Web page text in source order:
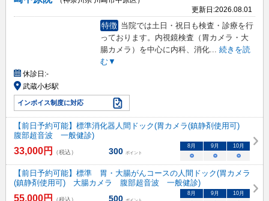
更新日:2026.08.01
特徴 当院では土日・祝日も検査・診療を行
っております。内視鏡検査（胃カメラ・大
腸カメラ）を中心に内科、消化...
続きを読
む▼
休診日:-
武蔵小杉駅
インボイス制度に対応
【前日予約可能】標準消化器人間ドック(胃カメラ(鎮静剤使用可)
腹部超音波 一般健診)
33,000円 （税込） 300 ポイント
8 月 9 月 10月
○ ○ ○
【前日予約可能】標準 胃・大腸がんコースの人間ドック(胃カメラ
(鎮静剤使用可) 大腸カメラ 腹部超音波 一般健診)
55,000円 （税込） 500 ポイント
8 月 9 月 10月